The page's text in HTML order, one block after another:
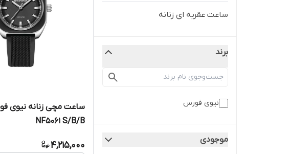
ساعت عقربه ای زنانه
برند
نیوی فورس
موجودی
ساعت مچی زنانه نیوی
NF5061 S/B/B
4,215,000